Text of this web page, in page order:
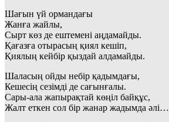
Шағын үй ормандағы
Жанға жайлы,
Сырт көз де ештемені аңдамайды.
Қағазға отырасың қиял кешіп,
Қиялың кейбір қыздай алдамайды.
Шаласың ойды небір қадымдағы,
Кешесің сезімді де сағынғалы.
Сары-ала жапырақтай көңіл байқұс,
Жалт еткен сол бір жанар жадымда әлі…